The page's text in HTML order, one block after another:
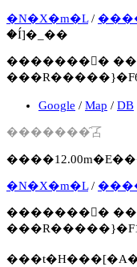
�N�X�m�L/
�Í]�_��
�������񍐏�
Google / Map / DB
�������̑叾
�N�X�m�L/
�������񍐏�